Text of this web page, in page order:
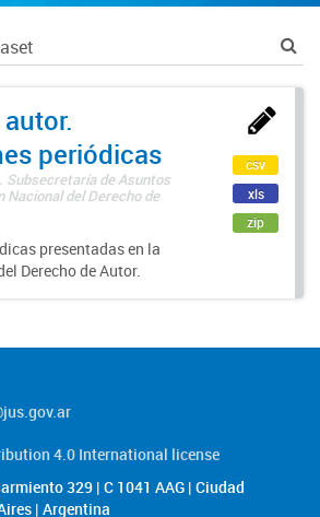
periódicas
de Asuntos
del Derecho de
presentadas en la
Derecho de Autor.
csv
xls
zip
4.0 International license
329 | C 1041 AAG | Ciudad
| Argentina